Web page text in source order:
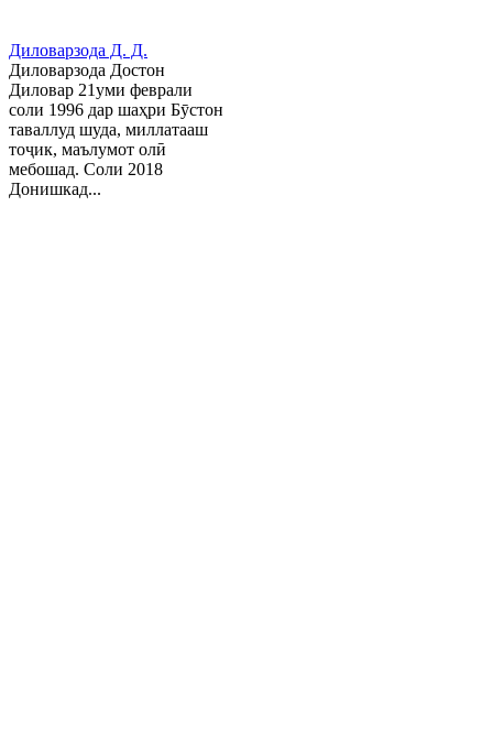
Диловарзода Д. Д.
Диловарзода Достон
Диловар 21уми феврали
соли 1996 дар шаҳри Бӯстон
таваллуд шуда, миллатааш
тоҷик, маълумот олӣ
мебошад. Соли 2018
Донишкад...